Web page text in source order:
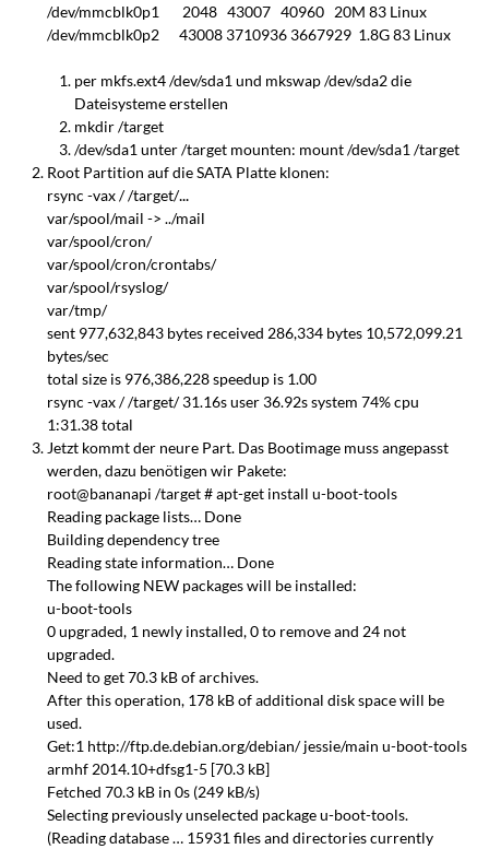
/dev/mmcblk0p1 2048 43007 40960 20M 83 Linux
/dev/mmcblk0p2 43008 3710936 3667929 1.8G 83 Linux
per mkfs.ext4 /dev/sda1 und mkswap /dev/sda2 die
Dateisysteme erstellen
mkdir /target
/dev/sda1 unter /target mounten: mount /dev/sda1 /target
Root Partition auf die SATA Platte klonen:
rsync -vax / /target/...
var/spool/mail -> ../mail
var/spool/cron/
var/spool/cron/crontabs/
var/spool/rsyslog/
var/tmp/
sent 977,632,843 bytes received 286,334 bytes 10,572,099.21
bytes/sec
total size is 976,386,228 speedup is 1.00
rsync -vax / /target/ 31.16s user 36.92s system 74% cpu
1:31.38 total
Jetzt kommt der neure Part. Das Bootimage muss angepasst
werden, dazu benötigen wir Pakete:
root@bananapi /target # apt-get install u-boot-tools
Reading package lists… Done
Building dependency tree
Reading state information… Done
The following NEW packages will be installed:
u-boot-tools
0 upgraded, 1 newly installed, 0 to remove and 24 not
upgraded.
Need to get 70.3 kB of archives.
After this operation, 178 kB of additional disk space will be
used.
Get:1 http://ftp.de.debian.org/debian/ jessie/main u-boot-tools
armhf 2014.10+dfsg1-5 [70.3 kB]
Fetched 70.3 kB in 0s (249 kB/s)
Selecting previously unselected package u-boot-tools.
(Reading database … 15931 files and directories currently